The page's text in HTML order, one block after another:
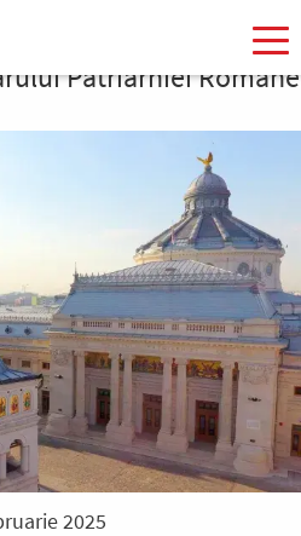
Patriarhiei Române
2025